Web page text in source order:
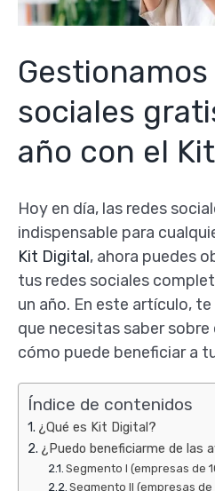
sociales
año con el
Hoy en día, las redes
indispensable para
Kit Digital, ahora puedes
tus redes sociales
un año. En este artículo,
que necesitas saber
cómo puede beneficiar a
Índice de contenidos
¿Qué es Kit Digital?
¿Puedo beneficiarme de las
Segmento I (empresas de
Segmento II (empresas